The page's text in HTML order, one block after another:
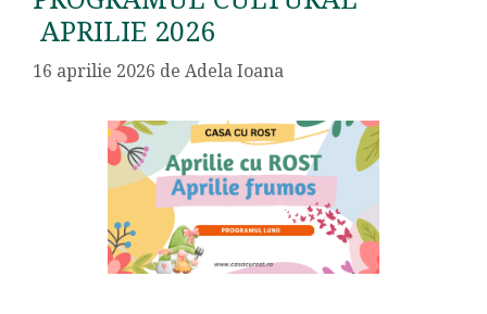
APRILIE 2026
16 aprilie 2026 de Adela Ioana